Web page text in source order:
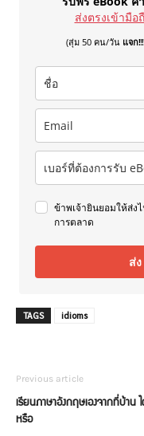
ส่งตรงเข้ามือ
(สุ่ม 50 คน/วัน แจก
ข้าพเจ้ายินยอมให้ส่ง
การตลาด
ส่
TAGS idioms
Previous article
เรียนภาษาอังกฤษเองจากที่บ้าน
หรือ